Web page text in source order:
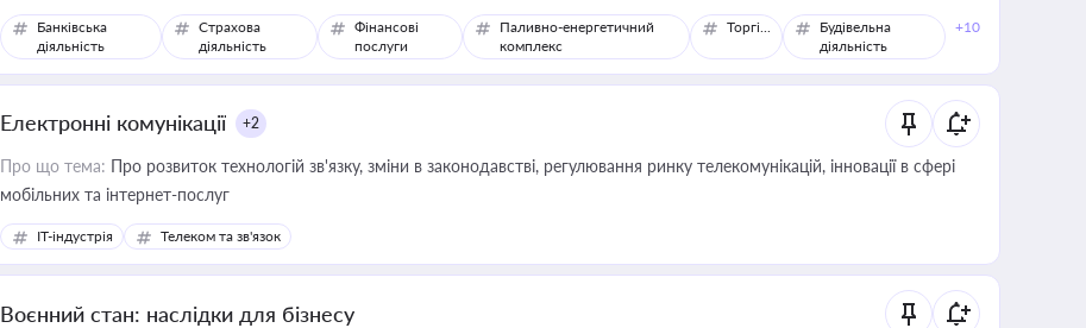
Банківська
діяльність
Страхова
діяльність
Фінансові
послуги
Паливно-енергетичний
комплекс
Торгівля
Будівельна
діяльність
+10
Електронні комунікації +2
Про що тема: Про розвиток технологій зв'язку, зміни в законодавстві, регулювання ринку телекомунікацій, інновації в сфері
мобільних та інтернет-послуг
IT-індустрія Телеком та зв'язок
Воєнний стан: наслідки для бізнесу